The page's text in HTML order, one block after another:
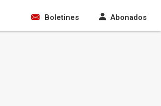
Boletines Abonados